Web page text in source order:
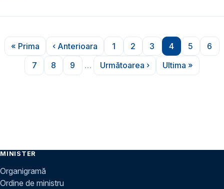
Paginare
Prima pagină
« Prima
Pagina anterioară
‹ Anterioara
Pagina
1
Pagina
2
Pagina
3
Pagina
4
Pagina
5 6
Pagina
7
Pagina
8
Pagina
9 …
Pagina următoare
Următoarea ›
Ultima
Ultima »
MINISTER
Organigramă
Ordine de ministru